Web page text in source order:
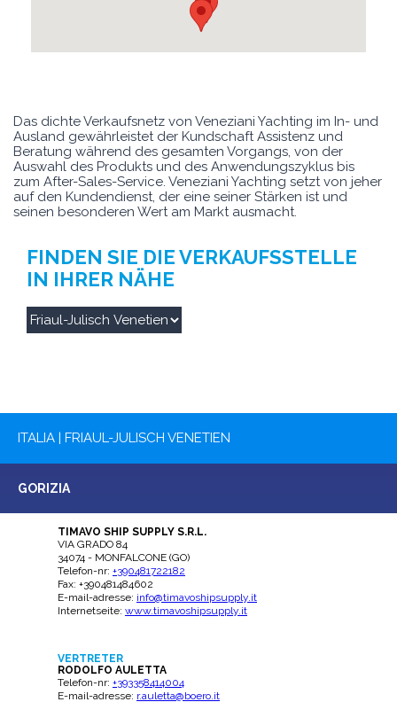
Das dichte Verkaufsnetz von Veneziani Yachting im In- und
Ausland gewährleistet der Kundschaft Assistenz und
Beratung während des gesamten Vorgangs, von der
Auswahl des Produkts und des Anwendungszyklus bis
zum After-Sales-Service. Veneziani Yachting setzt von jeher
auf den Kundendienst, der eine seiner Stärken ist und
seinen besonderen Wert am Markt ausmacht.
FINDEN SIE DIE VERKAUFSSTELLE
IN IHRER NÄHE
ITALIA | FRIAUL-JULISCH VENETIEN
GORIZIA
TIMAVO SHIP SUPPLY S.R.L.
VIA GRADO 84
34074 - MONFALCONE (GO)
Telefon-nr: +390481722182
Fax: +390481484602
E-mail-adresse: info@timavoshipsupply.it
Internetseite: www.timavoshipsupply.it
VERTRETER
RODOLFO AULETTA
Telefon-nr: +393358414004
E-mail-adresse: r.auletta@boero.it